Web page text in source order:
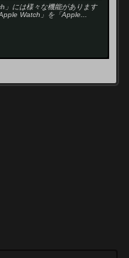
」には様々な機能があります
Watch」を「Apple...